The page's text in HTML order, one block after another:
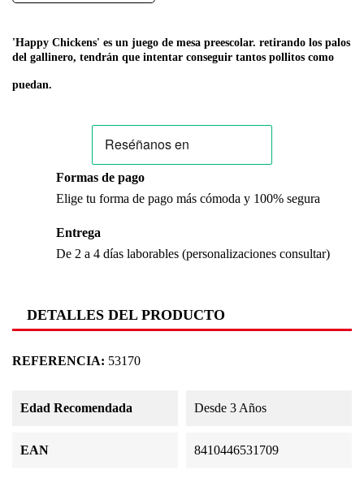
'Happy Chickens' es un juego de mesa preescolar. retirando los palos
del gallinero, tendrán que intentar conseguir tantos pollitos como
puedan.
Formas de pago
Elige tu forma de pago más cómoda y 100% segura
Entrega
De 2 a 4 días laborables (personalizaciones consultar)
DETALLES DEL PRODUCTO
REFERENCIA: 53170
Edad Recomendada Desde 3 Años
EAN 8410446531709